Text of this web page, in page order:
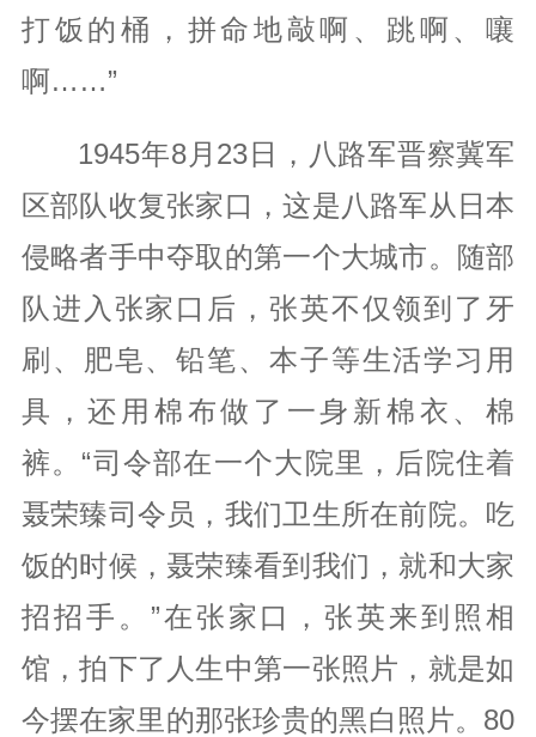
打饭的桶，拼命地敲啊、跳啊、嚷
啊……”
1945年8月23日，八路军晋察冀军
区部队收复张家口，这是八路军从日本
侵略者手中夺取的第一个大城市。随部
队进入张家口后，张英不仅领到了牙
刷、肥皂、铅笔、本子等生活学习用
具，还用棉布做了一身新棉衣、棉
裤。“司令部在一个大院里，后院住着
聂荣臻司令员，我们卫生所在前院。吃
饭的时候，聂荣臻看到我们，就和大家
招招手。”在张家口，张英来到照相
馆，拍下了人生中第一张照片，就是如
今摆在家里的那张珍贵的黑白照片。80